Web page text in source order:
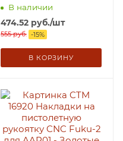
Оливковая
В наличии
474.52 руб./шт
555руб. -15%
В КОРЗИНУ